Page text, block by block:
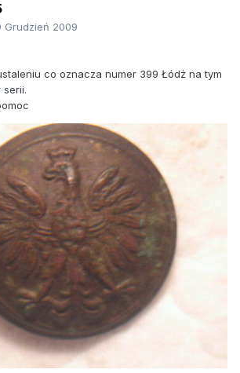
Grudzień 2009
co oznacza numer 399 Łódż na tym
serii.